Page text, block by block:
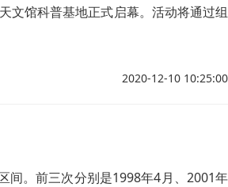
文馆科普基地正式启幕。活动将通过组
2020-12-10 10:25:00
间。前三次分别是1998年4月、2001年